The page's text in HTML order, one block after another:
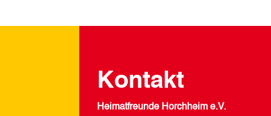
Kontakt
Heimatfreunde Horchheim e.V.